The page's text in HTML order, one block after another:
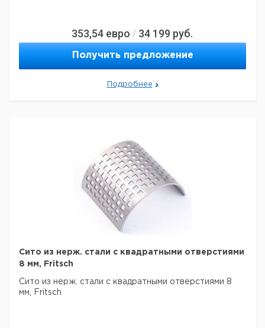
353,54 евро / 34 199 руб.
Получить предложение
Подробнее
Сито из нерж. стали с квадратными отверстиями
8 мм, Fritsch
Сито из нерж. стали с квадратными отверстиями 8
мм, Fritsch